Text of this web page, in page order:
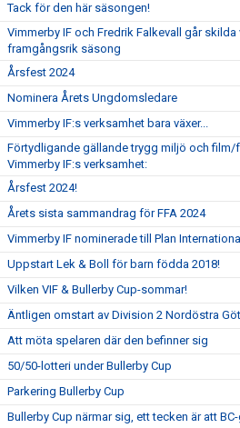
Tack för den här säsongen!
Vimmerby IF och Fredrik Falkevall går skilda
framgångsrik säsong
Årsfest 2024
Nominera Årets Ungdomsledare
Vimmerby IF:s verksamhet bara växer...
Förtydligande gällande trygg miljö och film/
Vimmerby IF:s verksamhet:
Årsfest 2024!
Årets sista sammandrag för FFA 2024
Vimmerby IF nominerade till Plan
Uppstart Lek & Boll för barn födda 2018!
Vilken VIF & Bullerby Cup-sommar!
Äntligen omstart av Division 2 Nordöstra
Att möta spelaren där den befinner sig
50/50-lotteri under Bullerby Cup
Parkering Bullerby Cup
Bullerby Cup närmar sig, ett tecken är att